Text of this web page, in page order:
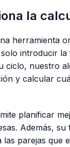
la
herramienta
introducir la
ciclo, nuestro
y calcular
planificar
Además,
parejas que